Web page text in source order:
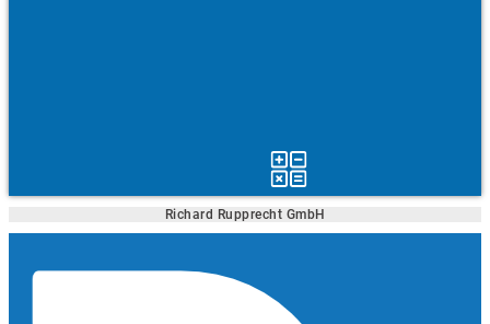
Richard Rupprecht GmbH